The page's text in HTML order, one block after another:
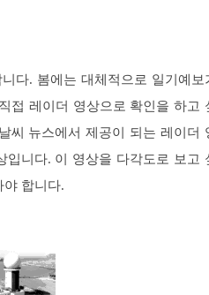
다. 봄에는 대체적으로 일기예보
접 레이더 영상으로 확인을 하고
씨 뉴스에서 제공이 되는 레이더
입니다. 이 영상을 다각도로 보고
야 합니다.